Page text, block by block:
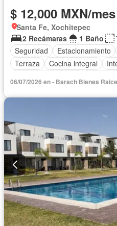
$ 12,000 MXN/mes
Santa Fe, Xochitepec
2 Recámaras
1 Baño
Seguridad
Estacionamiento
Terraza
Cocina integral
Vista
06/07/2026 en - Barach Bienes